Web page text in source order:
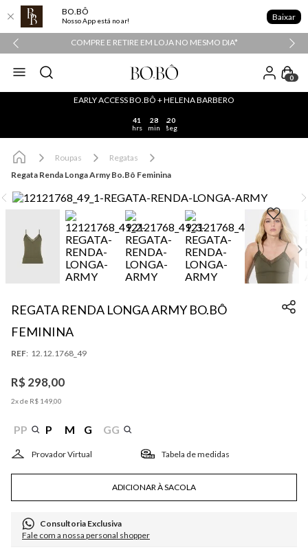
BO.BÔ
Nosso App está no ar! Baixar
COMPRE E RETIRE EM LOJA NO MESMO DIA*
0
EARLY ACCESS BO.BÔ + HELENA BARBERO
41
hrs
28
min
20
seg
Roupas
Regatas
Regata Renda Longa Army Bo.Bô Feminina
REGATA RENDA LONGA ARMY BO.BÔ
FEMININA
: 12.12.1768_49
R$298,00
2x de R$ 14900
PP P M G GG
Tabela de medidas
ADICIONAR À SACOLA
Consultoria Exclusiva
Fale com a nossa personal shopper